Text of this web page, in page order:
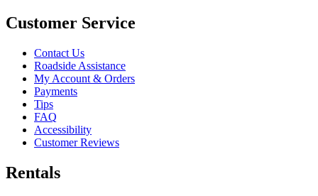
Customer Service
Contact Us
Roadside Assistance
My Account & Orders
Payments
Tips
FAQ
Accessibility
Customer Reviews
Rentals